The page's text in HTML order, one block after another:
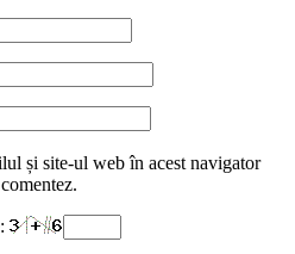
și site-ul web în acest navigator